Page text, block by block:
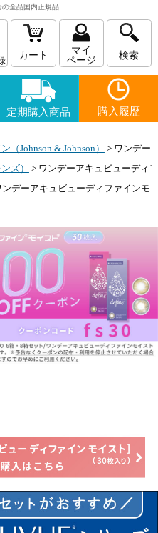
の全品国内正規品
カート
マイ
ページ
検索
定期購入商品 購入履歴
（Johnson & Johnson） > ワンデー
ズ） > ワンデーアキュビューディ
ンデーアキュビューディファインモ